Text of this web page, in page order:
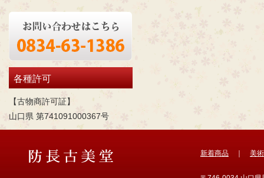
各種許可
【古物商許可証】
山口県 第741091000367号
新着商品 美